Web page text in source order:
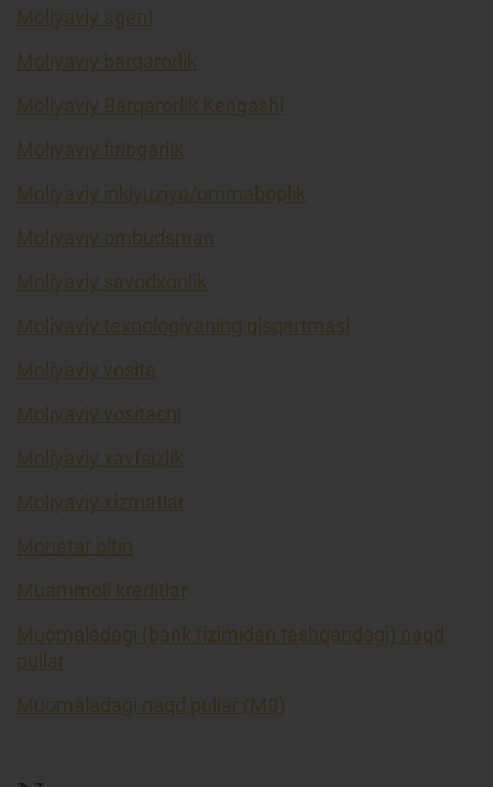
Moliyaviy agent
Moliyaviy barqarorlik
Moliyaviy Barqarorlik Kengashi
Moliyaviy firibgarlik
Moliyaviy inklyuziya/ommaboplik
Moliyaviy ombudsman
Moliyaviy savodxonlik
Moliyaviy texnologiyaning qisqartmasi
Moliyaviy vosita
Moliyaviy vositachi
Moliyaviy xavfsizlik
Moliyaviy xizmatlar
Monetar oltin
Muammoli kreditlar
Muomaladagi (bank tizimidan tashqaridagi) naqd
pullar
Muomaladagi naqd pullar (M0)